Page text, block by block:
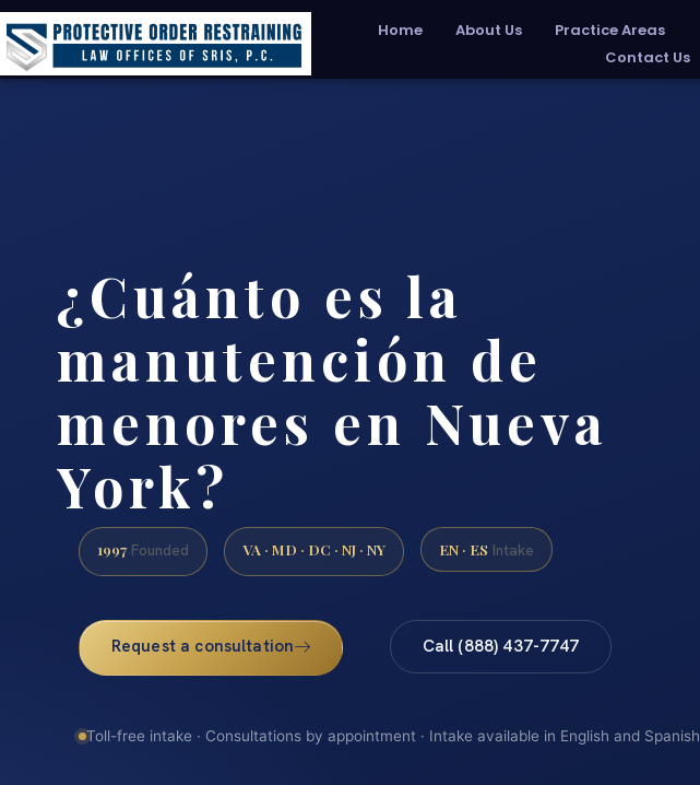
Home About Us Practice Areas
Contact Us
¿Cuánto es la
manutención de
menores en Nueva
York?
1997 Founded VA · MD · DC · NJ · NY EN · ES Intake
Request a consultation Call (888) 437-7747
Toll-free intake · Consultations by appointment · Intake available in English and Spanish